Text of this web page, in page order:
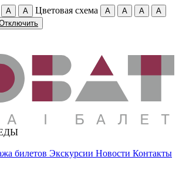
A A Цветовая схема A A A
A
билетов Экскурсии Новости Контакты